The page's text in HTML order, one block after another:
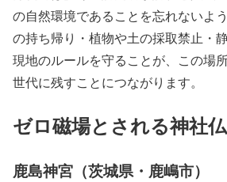
の自然環境であることを忘れないよ
の持ち帰り・植物や土の採取禁止・
現地のルールを守ることが、この場
世代に残すことにつながります。
ゼロ磁場とされる神社
鹿島神宮（茨城県・鹿嶋市）